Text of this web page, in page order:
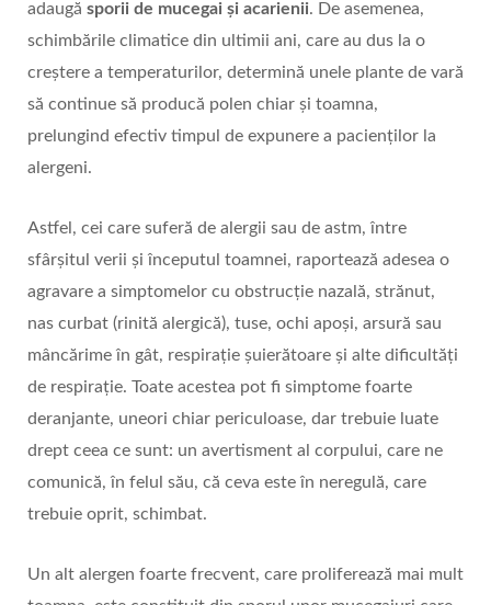
adaugă sporii de mucegai și acarienii. De asemenea,
schimbările climatice din ultimii ani, care au dus la o
creștere a temperaturilor, determină unele plante de vară
să continue să producă polen chiar și toamna,
prelungind efectiv timpul de expunere a pacienților la
alergeni.
Astfel, cei care suferă de alergii sau de astm, între
sfârșitul verii și începutul toamnei, raportează adesea o
agravare a simptomelor cu obstrucție nazală, strănut,
nas curbat (rinită alergică), tuse, ochi apoși, arsură sau
mâncărime în gât, respirație șuierătoare și alte dificultăți
de respirație. Toate acestea pot fi simptome foarte
deranjante, uneori chiar periculoase, dar trebuie luate
drept ceea ce sunt: un avertisment al corpului, care ne
comunică, în felul său, că ceva este în neregulă, care
trebuie oprit, schimbat.
Un alt alergen foarte frecvent, care proliferează mai mult